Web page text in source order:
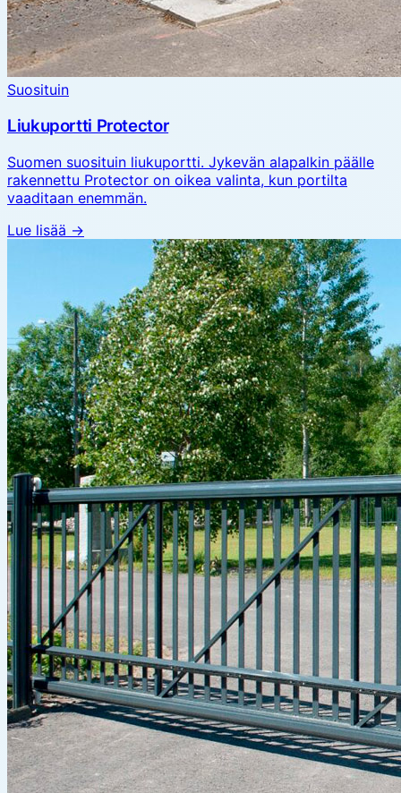
Suosituin
Liukuportti Protector
Suomen suosituin liukuportti. Jykevän alapalkin päälle
rakennettu Protector on oikea valinta, kun portilta
vaaditaan enemmän.
Lue lisää →